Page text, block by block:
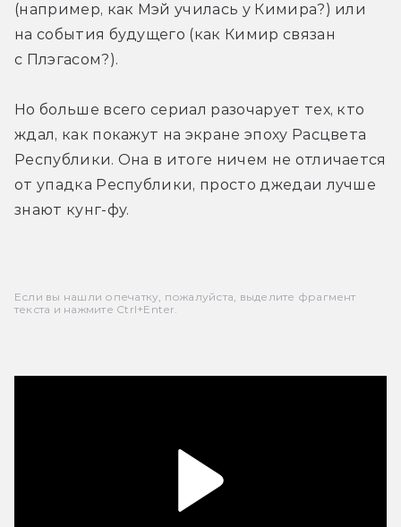
(например, как Мэй училась у Кимира?) или
на события будущего (как Кимир связан
с Плэгасом?).
Но больше всего сериал разочарует тех, кто
ждал, как покажут на экране эпоху Расцвета
Республики. Она в итоге ничем не отличается
от упадка Республики, просто джедаи лучше
знают кунг-фу.
Если вы нашли опечатку, пожалуйста, выделите фрагмент
текста и нажмите Ctrl+Enter.